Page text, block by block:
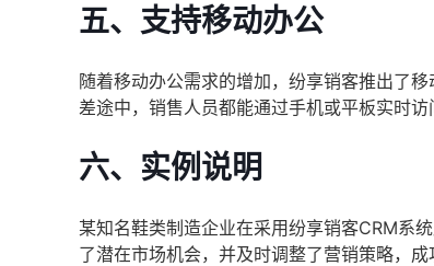
五、支持移动办公
随着移动办公需求的增加，纷享销客推出了
差途中，销售人员都能通过手机或平板实时访
六、实例说明
某知名鞋类制造企业在采用纷享销客CRM系
了潜在市场机会，并及时调整了营销策略，